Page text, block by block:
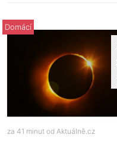
Domácí
za 41 minut od Aktuálně.cz